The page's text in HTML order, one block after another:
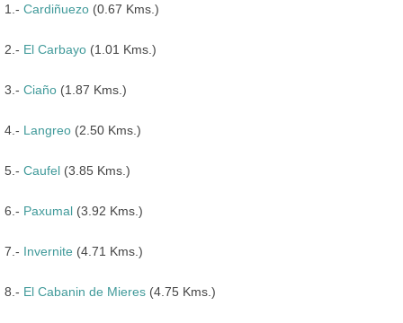
1.- Cardiñuezo (0.67 Kms.)
2.- El Carbayo (1.01 Kms.)
3.- Ciaño (1.87 Kms.)
4.- Langreo (2.50 Kms.)
5.- Caufel (3.85 Kms.)
6.- Paxumal (3.92 Kms.)
7.- Invernite (4.71 Kms.)
8.- El Cabanin de Mieres (4.75 Kms.)